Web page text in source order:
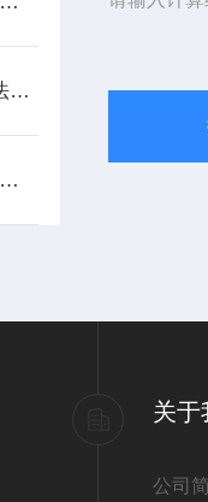
变压器油中7组分气体分析方法（气相色谱法）
等度液相色谱分析仪操作全解：从入门到精准上手的实操指南
关于
公司